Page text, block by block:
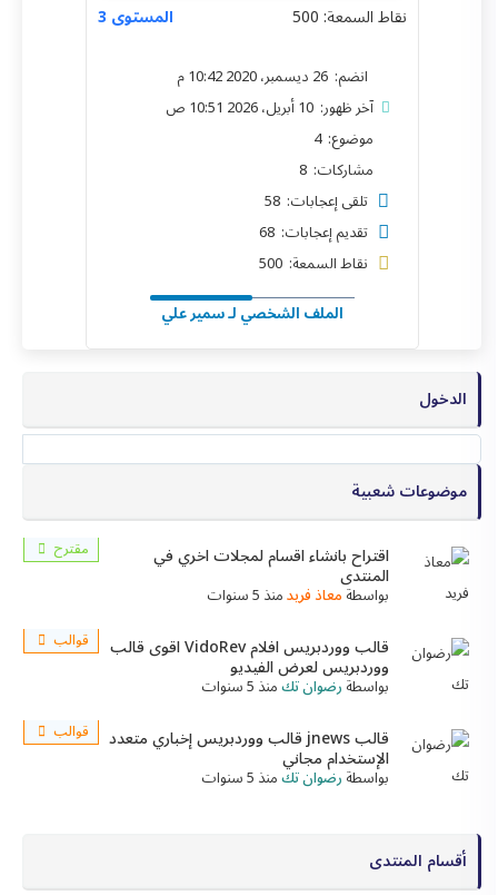
نقاط السمعة: 500 المستوى 3
انضم: 26 ديسمبر، 2020 10:42 م
آخر ظهور: 10 أبريل، 2026 10:51 ص
موضوع: 4
مشاركات: 8
تلقى إعجابات: 58
تقديم إعجابات: 68
نقاط السمعة: 500
الملف الشخصي لـ سمير علي
الدخول
موضوعات شعبية
مقترح اقتراح بانشاء اقسام لمجلات اخري في
المنتدى
بواسطةمعاذ فريد منذ 5 سنوات
قوالب قالب ووردبريس افلام VidoRev اقوى قالب
ووردبريس لعرض الفيديو
بواسطةرضوان تك منذ 5 سنوات
قوالب قالب jnews قالب ووردبريس إخباري متعدد
الإستخدام مجاني
بواسطةرضوان تك منذ 5 سنوات
أقسام المنتدى